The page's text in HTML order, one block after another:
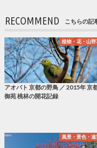
RECOMMEND こちらの記
植物・花・山野
アオバト 京都の野鳥 ／ 2015年 京
御苑 桃林の開花記録
風景・景色・遠